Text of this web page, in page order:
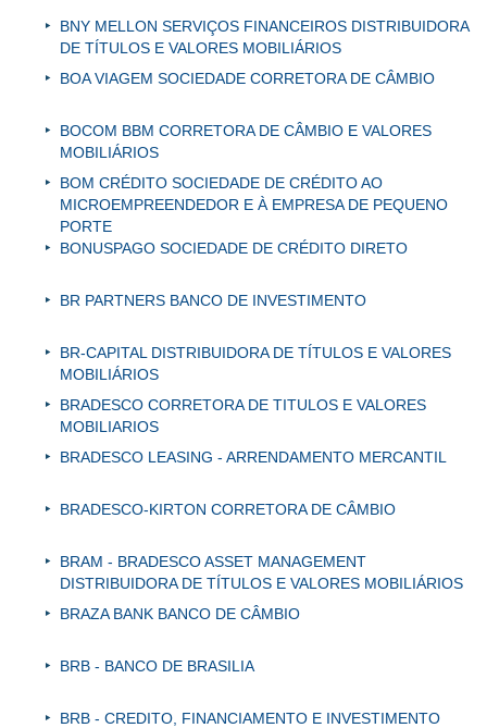
BNY MELLON SERVIÇOS FINANCEIROS DISTRIBUIDORA
DE TÍTULOS E VALORES MOBILIÁRIOS
BOA VIAGEM SOCIEDADE CORRETORA DE CÂMBIO
BOCOM BBM CORRETORA DE CÂMBIO E VALORES
MOBILIÁRIOS
BOM CRÉDITO SOCIEDADE DE CRÉDITO AO
MICROEMPREENDEDOR E À EMPRESA DE PEQUENO
PORTE
BONUSPAGO SOCIEDADE DE CRÉDITO DIRETO
BR PARTNERS BANCO DE INVESTIMENTO
BR-CAPITAL DISTRIBUIDORA DE TÍTULOS E VALORES
MOBILIÁRIOS
BRADESCO CORRETORA DE TITULOS E VALORES
MOBILIARIOS
BRADESCO LEASING - ARRENDAMENTO MERCANTIL
BRADESCO-KIRTON CORRETORA DE CÂMBIO
BRAM - BRADESCO ASSET MANAGEMENT
DISTRIBUIDORA DE TÍTULOS E VALORES MOBILIÁRIOS
BRAZA BANK BANCO DE CÂMBIO
BRB - BANCO DE BRASILIA
BRB - CREDITO, FINANCIAMENTO E INVESTIMENTO